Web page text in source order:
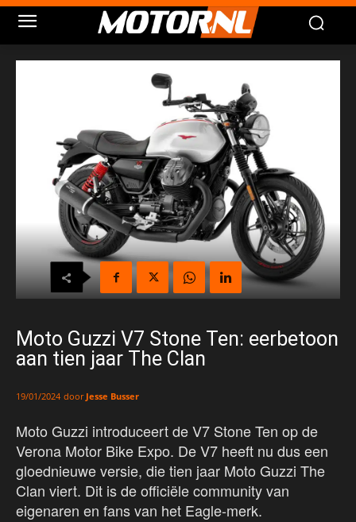
Moto Guzzi V7 Stone Ten: eerbetoon
aan tien jaar The Clan
19/01/2024 door Jesse Busser
Moto Guzzi introduceert de V7 Stone Ten op de
Verona Motor Bike Expo. De V7 heeft nu dus een
gloednieuwe versie, die tien jaar Moto Guzzi The
Clan viert. Dit is de officiële community van
eigenaren en fans van het Eagle-merk.